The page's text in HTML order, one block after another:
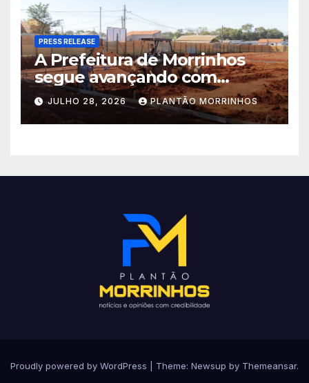
PRESS RELEASE
A Prefeitura de Morrinhos
segue avançando com
importantes investimentos
no Setor Arca de Noé.
JULHO 28, 2026 PLANTÃO MORRINHOS
Proudly powered by WordPress Theme: Newsup by Themeansar.